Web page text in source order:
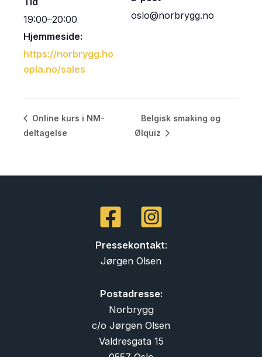
19:00–20:00
Hjemmeside:
https://norbrygg.ho
opla.no/sales
oslo@norbrygg.no
Online kurs i NM-
deltagelse
Belgisk smaking og
Ølquiz
Pressekontakt:
Jørgen Olsen
Postadresse:
Norbrygg
c/o Jørgen Olsen
Valdresgata 15